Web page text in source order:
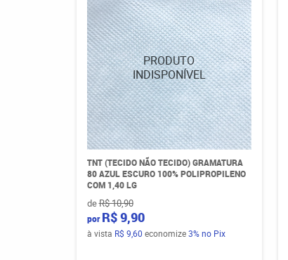
TNT (TECIDO NÃO TECIDO) GRAMATURA
80 AZUL ESCURO 100% POLIPROPILENO
COM 1,40 LG
deR$ 10,90
por R$ 9,90
à vista R$ 9,60 economize3% no Pix